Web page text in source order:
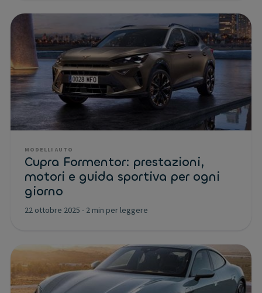
MODELLI AUTO
Cupra Formentor: prestazioni,
motori e guida sportiva per ogni
giorno
22 ottobre 2025 - 2 min per leggere